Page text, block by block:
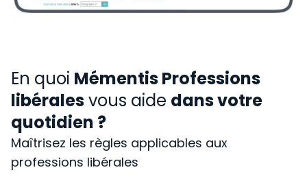
En quoi Mémentis Professions
libéralesvous aide dans votre
quotidien ?
Maîtrisez les règles applicables aux
professions libérales